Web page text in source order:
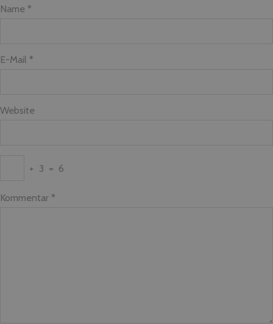
Name *
E-Mail *
Website
+ 3 = 6
Kommentar *